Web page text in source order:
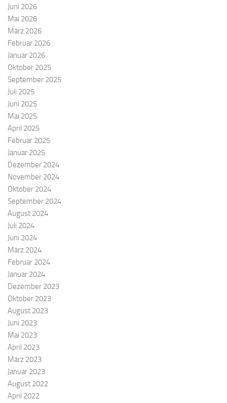
Juni 2026
Mai 2026
März 2026
Februar 2026
Januar 2026
Oktober 2025
September 2025
Juli 2025
Juni 2025
Mai 2025
April 2025
Februar 2025
Januar 2025
Dezember 2024
November 2024
Oktober 2024
September 2024
August 2024
Juli 2024
Juni 2024
März 2024
Februar 2024
Januar 2024
Dezember 2023
Oktober 2023
August 2023
Juni 2023
Mai 2023
April 2023
März 2023
Januar 2023
August 2022
April 2022